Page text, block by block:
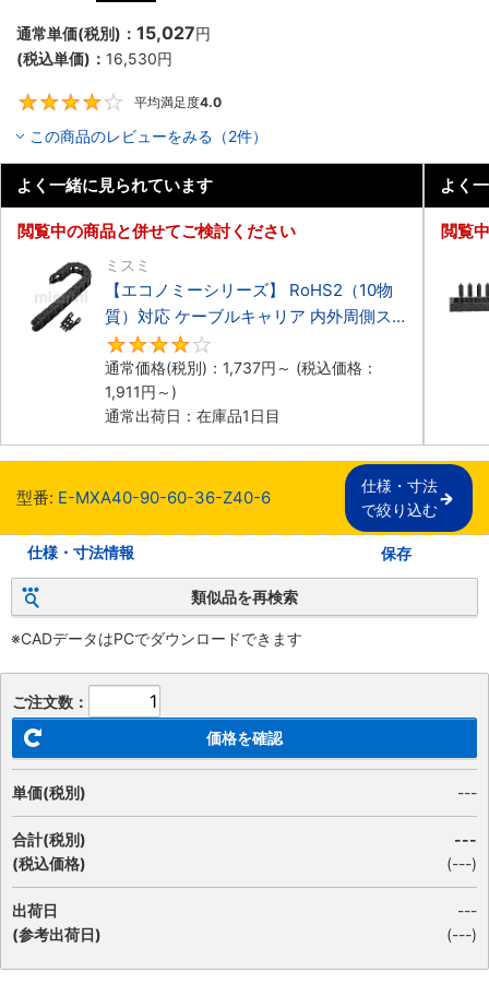
通常単価(税別)： 15,027円
(税込単価)： 16,530円
平均満足度4.0
この商品のレビューをみる（2件）
よく一緒に見られています
閲覧中の商品と併せてご検討ください
ミスミ
【エコノミーシリーズ】 RoHS2（10物
質）対応 ケーブルキャリア 内外周側ス
ナップ開閉タイプ
通常価格(税別)： 1,737円 ～ (税込価格：
1,911円 ～)
通常出荷日：在庫品1日目
よく
閲覧
型番: E-MXA40-90-60-36-Z40-6
仕様・寸法
で絞り込む
仕様・寸法情報 保存
類似品を再検索
※CADデータはPCでダウンロードできます
ご注文数：
価格を確認
単価(税別) ---
合計(税別)
(税込価格)
---
(---)
出荷日
(参考出荷日)
---
(---)